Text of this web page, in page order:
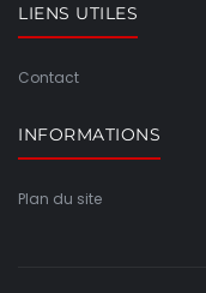
LIENS UTILES
Contact
INFORMATIONS
Plan du site